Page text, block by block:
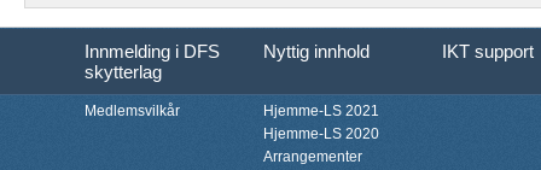
Innmelding i DFS
skytterlag
Nyttig innhold IKT support
Medlemsvilkår
Hjemme-LS 2021
Hjemme-LS 2020
Arrangementer